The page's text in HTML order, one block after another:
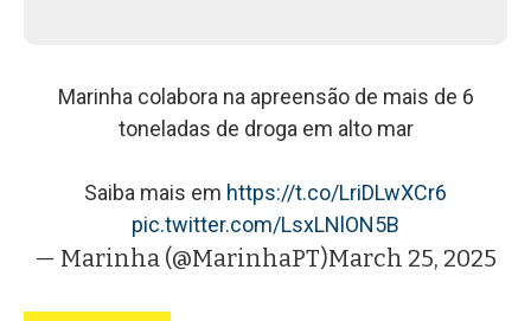
Marinha colabora na apreensão de mais de 6
toneladas de droga em alto mar
Saiba mais em https://t.co/LriDLwXCr6
pic.twitter.com/LsxLNlON5B
— Marinha (@MarinhaPT)March 25, 2025